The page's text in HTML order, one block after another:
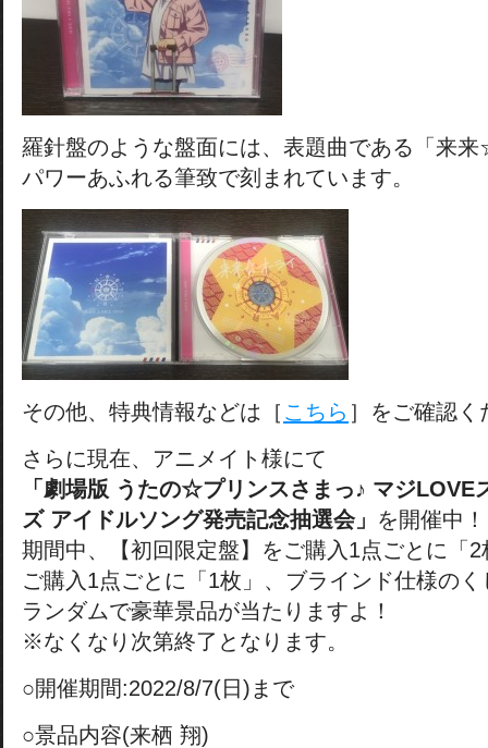
羅針盤のような盤面には、表題曲である「来
パワーあふれる筆致で刻まれています。
その他、特典情報などは［ こちら ］をご確認く
さらに現在、アニメイト様にて
「劇場版 うたの☆プリンスさまっ♪ マジLOVE
ズ アイドルソング発売記念抽選会」 を開催中！
期間中、【初回限定盤】をご購入1点ごとに「
ご購入1点ごとに「1枚」、ブラインド仕様の
ランダムで豪華景品が当たりますよ！
※なくなり次第終了となります。
○開催期間:2022/8/7(日)まで
○景品内容(来栖 翔)